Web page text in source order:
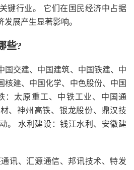
键行业。 它们在国民经济中占据
展产生显著影响。
些?
国交建、中国建筑、中国铁建、中
核建、中国化学、中色股份、中国
：太原重工、中铁工业、中国通
、神州高铁、银龙股份、鼎汉技
。 水利建设：钱江水利、安徽建
讯、汇源通信、邦讯技术、特发